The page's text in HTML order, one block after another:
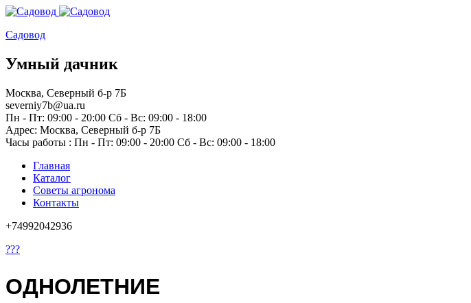
Садовод
Умный дачник
Москва, Северный б-р 7Б
severniy7b@ua.ru
Пн - Пт: 09:00 - 20:00 Сб - Вс: 09:00 - 18:00
Адрес: Москва, Северный б-р 7Б
Часы работы : Пн - Пт: 09:00 - 20:00 Сб - Вс: 09:00 - 18:00
Главная
Каталог
Советы агронома
Контакты
+74992042936
???
ОДНОЛЕТНИЕ